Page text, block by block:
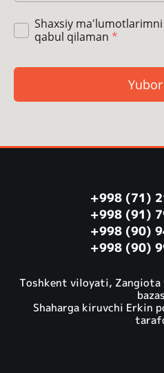
Shaxsiy
qabul qilaman *
+998 (71)
+998 (91)
+998 (90)
+998 (90)
Toshkent viloyati, Zangiota
Shaharga kiruvchi Erkin